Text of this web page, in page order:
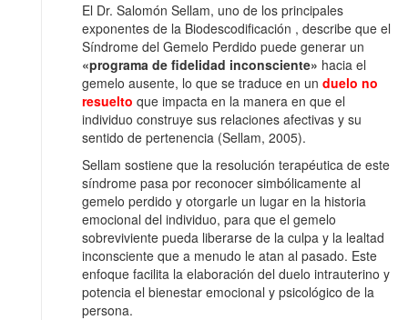
El Dr. Salomón Sellam, uno de los principales
exponentes de la Biodescodificación , describe que el
Síndrome del Gemelo Perdido puede generar un
«programa de fidelidad inconsciente» hacia el
gemelo ausente, lo que se traduce en un duelo no
resuelto que impacta en la manera en que el
individuo construye sus relaciones afectivas y su
sentido de pertenencia (Sellam, 2005).
Sellam sostiene que la resolución terapéutica de este
síndrome pasa por reconocer simbólicamente al
gemelo perdido y otorgarle un lugar en la historia
emocional del individuo, para que el gemelo
sobreviviente pueda liberarse de la culpa y la lealtad
inconsciente que a menudo le atan al pasado. Este
enfoque facilita la elaboración del duelo intrauterino y
potencia el bienestar emocional y psicológico de la
persona.